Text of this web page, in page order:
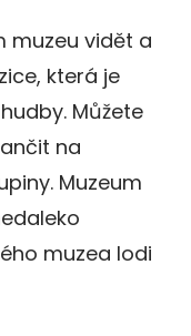
muzeu vidět a
která je
Můžete
na
Muzeum
muzea lodi